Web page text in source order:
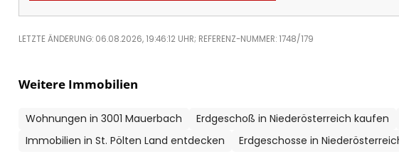
LETZTE ÄNDERUNG: 06.08.2026, 19:46:12 UHR; REFERENZ-NUMMER: 1748/179
Weitere Immobilien
Wohnungen in 3001 Mauerbach Erdgeschoß in Niederösterreich kaufen
Immobilien in St. Pölten Land entdecken
Erdgeschosse in